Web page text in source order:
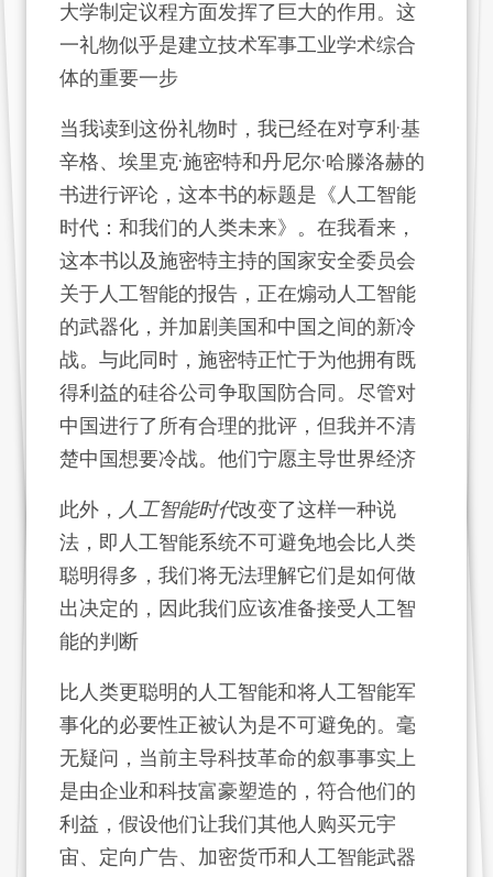
大学制定议程方面发挥了巨大的作用。这
一礼物似乎是建立技术军事工业学术综合
体的重要一步
当我读到这份礼物时，我已经在对亨利·基
辛格、埃里克·施密特和丹尼尔·哈滕洛赫的
书进行评论，这本书的标题是《人工智能
时代：和我们的人类未来》。在我看来，
这本书以及施密特主持的国家安全委员会
关于人工智能的报告，正在煽动人工智能
的武器化，并加剧美国和中国之间的新冷
战。与此同时，施密特正忙于为他拥有既
得利益的硅谷公司争取国防合同。尽管对
中国进行了所有合理的批评，但我并不清
楚中国想要冷战。他们宁愿主导世界经济
此外， 人工智能时代改变了这样一种说
法，即人工智能系统不可避免地会比人类
聪明得多，我们将无法理解它们是如何做
出决定的，因此我们应该准备接受人工智
能的判断
比人类更聪明的人工智能和将人工智能军
事化的必要性正被认为是不可避免的。毫
无疑问，当前主导科技革命的叙事事实上
是由企业和科技富豪塑造的，符合他们的
利益，假设他们让我们其他人购买元宇
宙、定向广告、加密货币和人工智能武器